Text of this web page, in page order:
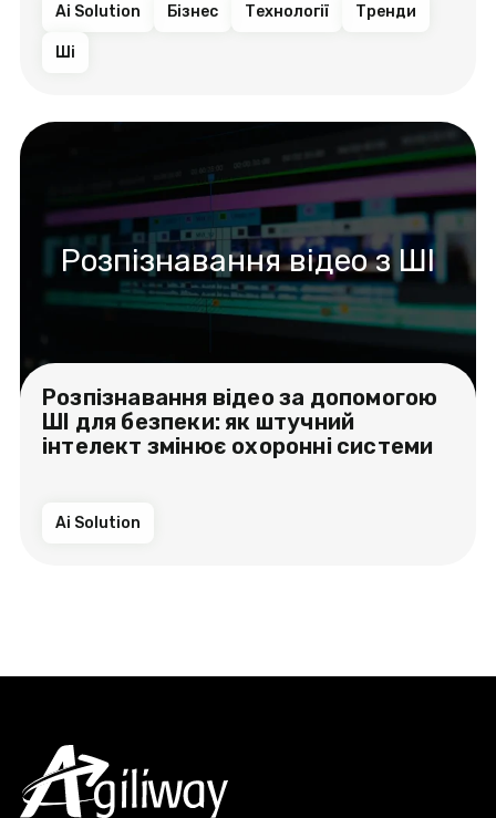
Ai Solution Бізнес Технології Тренди
Ші
Розпізнавання відео з ШІ
Розпізнавання відео за допомогою
ШІ для безпеки: як штучний
інтелект змінює охоронні системи
Ai Solution